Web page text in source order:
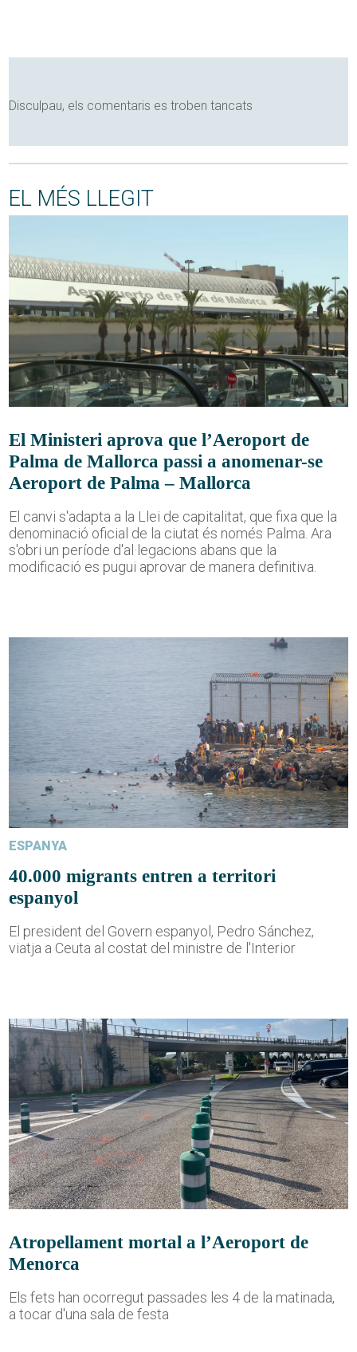
Disculpau, els comentaris es troben tancats
EL MÉS LLEGIT
El Ministeri aprova que l’Aeroport de
Palma de Mallorca passi a anomenar-se
Aeroport de Palma – Mallorca
El canvi s'adapta a la Llei de capitalitat, que fixa que la
denominació oficial de la ciutat és només Palma. Ara
s'obri un període d'al·legacions abans que la
modificació es pugui aprovar de manera definitiva.
ESPANYA
40.000 migrants entren a territori
espanyol
El president del Govern espanyol, Pedro Sánchez,
viatja a Ceuta al costat del ministre de l'Interior
Atropellament mortal a l’Aeroport de
Menorca
Els fets han ocorregut passades les 4 de la matinada,
a tocar d'una sala de festa